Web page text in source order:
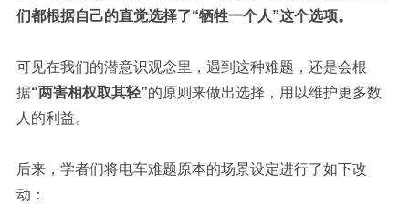
们都根据自己的直觉选择了“牺牲一个人”这个选项。
可见在我们的潜意识观念里，遇到这种难题，还是会根
据“两害相权取其轻”的原则来做出选择，用以维护更多数
人的利益。
后来，学者们将电车难题原本的场景设定进行了如下改
动：